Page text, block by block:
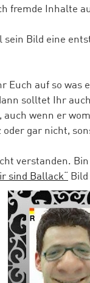
fremde Inhalte
sein Bild eine
Euch auf so was
solltet Ihr
wenn er
gar nicht,
verstanden.
sind Ballack“